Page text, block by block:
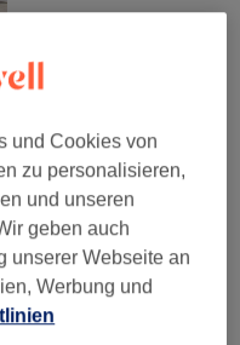
12 Bewertungen
und Cookies von
zu personalisieren,
und unseren
geben auch
unserer Webseite an
Werbung und